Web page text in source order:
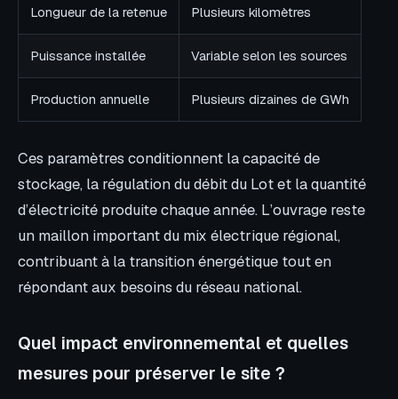
Longueur de la retenue Plusieurs kilomètres
Puissance installée Variable selon les sources
Production annuelle Plusieurs dizaines de GWh
Ces paramètres conditionnent la capacité de
stockage, la régulation du débit du Lot et la quantité
d’électricité produite chaque année. L’ouvrage reste
un maillon important du mix électrique régional,
contribuant à la transition énergétique tout en
répondant aux besoins du réseau national.
Quel impact environnemental et quelles
mesures pour préserver le site ?